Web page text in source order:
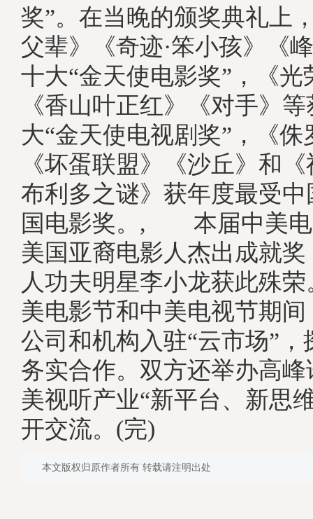
奖”。在当晚的颁奖典礼上
父辈》《奇迹·笨小孩》《
十大“金天使电影奖”，《光
《香山叶正红》《对手》
大“金天使电视剧奖”，《侏
《坏蛋联盟》《沙丘》和
布利多之谜》获年度最受
国电影奖。, 本届中美电
美国亚裔电影人杰出成就
人功夫明星李小龙获此
美电影节和中美电视节期
公司和机构入驻“云市场”
务实合作。双方还举办高
美视听产业“新平台、新思
开交流。(完)
本文版权归原作者所有 转载请注明出处